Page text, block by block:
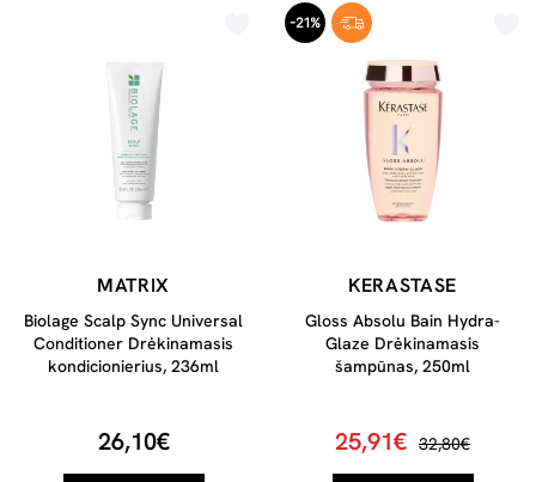
MATRIX
Biolage Scalp Sync Universal
Conditioner Drėkinamasis
kondicionierius, 236ml
26,10€
-21%
KERASTASE
Gloss Absolu Bain Hydra-
Glaze Drėkinamasis
šampūnas, 250ml
25,91€ 32,80€